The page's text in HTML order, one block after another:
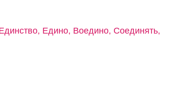
Едино, Воедино, Соединять,